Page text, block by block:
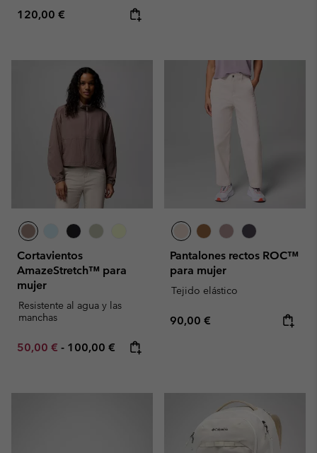
Regular price:
120,00 €
Cortavientos
AmazeStretch™ para
mujer
Resistente al agua y las
manchas
Minimum sale price:
50,00 € - Maximum price:
100,00 €
Pantalones rectos ROC™
para mujer
Tejido elástico
Regular price:
90,00 €